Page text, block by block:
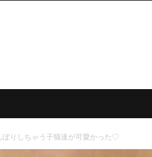
りしちゃう子猫達が可愛かった♡